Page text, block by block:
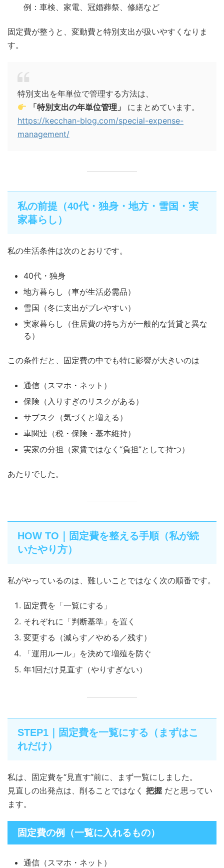
例：車検、家電、冠婚葬祭、修繕など
固定費が整うと、変動費と特別支出が扱いやすくなりま
す。
特別支出を年単位で管理する方法は、
「特別支出の年単位管理」
にまとめています。
https://kecchan-blog.com/special-expense-
management/
私の前提（40代・独身・地方・雪国・実
家暮らし）
私の生活条件は次のとおりです。
40代・独身
地方暮らし（車が生活必需品）
雪国（冬に支出がブレやすい）
実家暮らし（住居費の持ち方が一般的な賃貸と異な
る）
この条件だと、固定費の中でも特に影響が大きいのは
通信（スマホ・ネット）
保険（入りすぎのリスクがある）
サブスク（気づくと増える）
車関連（税・保険・基本維持）
実家の分担（家賃ではなく“負担”として持つ）
あたりでした。
HOW TO｜固定費を整える手順（私が続
いたやり方）
私がやっているのは、難しいことではなく次の順番です。
固定費を「一覧にする」
それぞれに「判断基準」を置く
変更する（減らす／やめる／残す）
「運用ルール」を決めて増殖を防ぐ
年1回だけ見直す（やりすぎない）
STEP1｜固定費を一覧にする（まずはこ
れだけ）
私は、固定費を“見直す”前に、まず一覧にしました。
見直しの出発点は、削ることではなく 把握 だと思ってい
ます。
固定費の例（一覧に入れるもの）
通信（スマホ・ネット）